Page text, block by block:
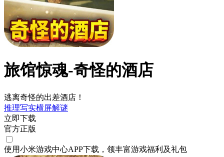
旅馆惊魂-奇怪的酒店
逃离奇怪的出差酒店！
推理写实横屏解谜
立即下载
官方正版
使用小米游戏中心APP下载 ，领丰富游戏福利 及礼包